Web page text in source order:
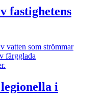
fastighetens
i